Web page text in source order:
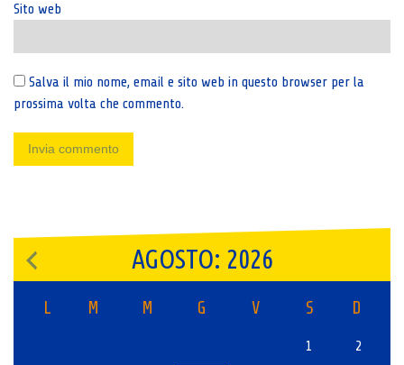
Sito web
Salva il mio nome, email e sito web in questo browser per la
prossima volta che commento.
AGOSTO: 2026
L M M G V S D
1 2